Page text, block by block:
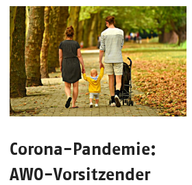
Corona-Pandemie:
AWO-Vorsitzender